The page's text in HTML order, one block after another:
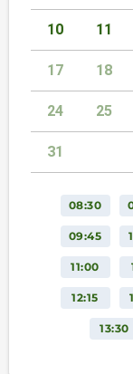
10 11
17 18
24 25
31
08:30
09:45
11:00
12:15
13:30